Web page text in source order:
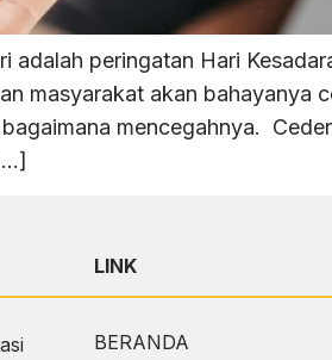
peringatan Hari
masyarakat akan bahayanya
mencegahnya.
LINK
BERANDA